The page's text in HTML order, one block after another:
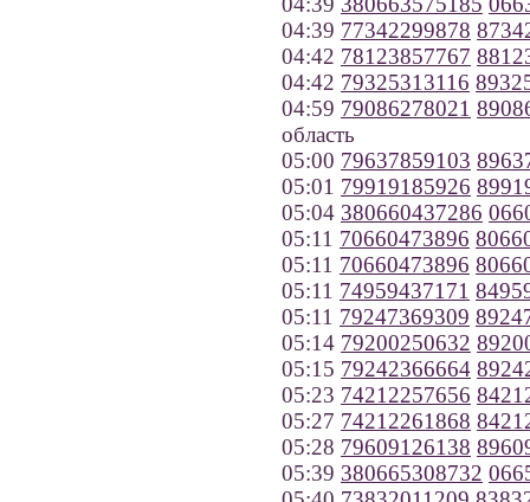
04:39 77342299878
04:42 78123857767
04:42 79325313116
04:59 79086278021
область
05:00 79637859103
05:01 79919185926
05:04 380660437286
05:11 70660473896
05:11 70660473896
05:11 74959437171
05:11 79247369309
05:14 79200250632
05:15 79242366664
05:23 74212257656
05:27 74212261868
05:28 79609126138
05:39 380665308732